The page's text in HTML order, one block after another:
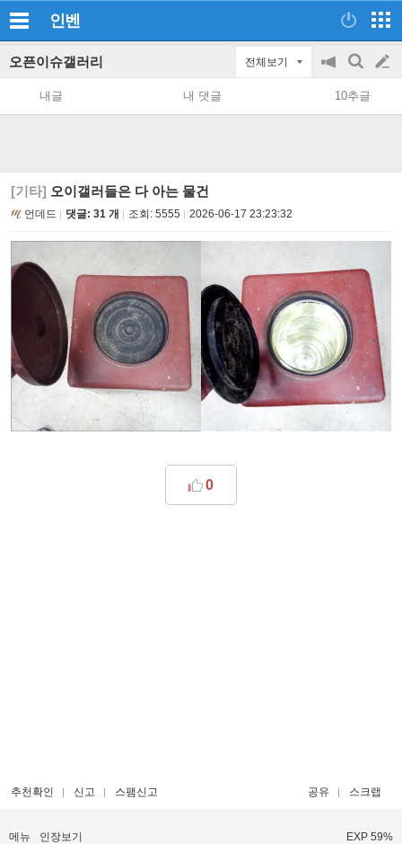
인벤
오픈이슈갤러리 전체보기
공
지
on/off
검
색
글
쓰
내글 내 댓글 10추글
[기타] 오이갤러들은 다 아는 물건
언데드 댓글: 31 개 조회: 5555 2026-06-17 23:23:32
0
추천확인 신고 스팸신고 공유 스크랩
메뉴 인장보기 EXP 59%